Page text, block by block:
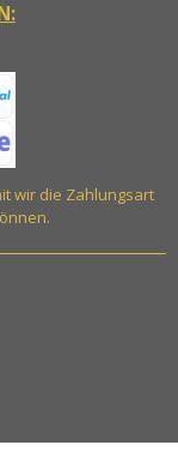
wir die Zahlungsart